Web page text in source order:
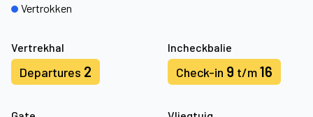
Vertrekhal
Departures 2
Incheckbalie
Check-in 9 t/m16
Vertrokken